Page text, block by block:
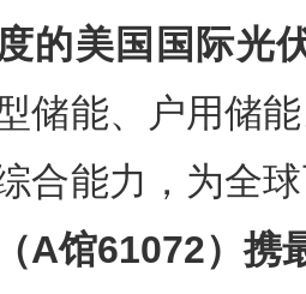
的美国国际光
储能、户用储
合能力，为全
A馆61072）携